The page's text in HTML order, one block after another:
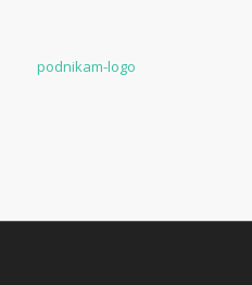
podnikam-logo